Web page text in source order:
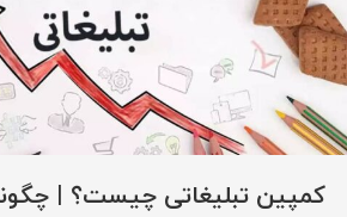
کمپین تبلیغاتی چیست؟ |